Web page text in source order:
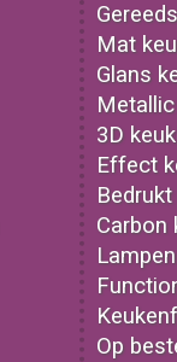
Mat
Glans
3D
Effect
Carbon
Op